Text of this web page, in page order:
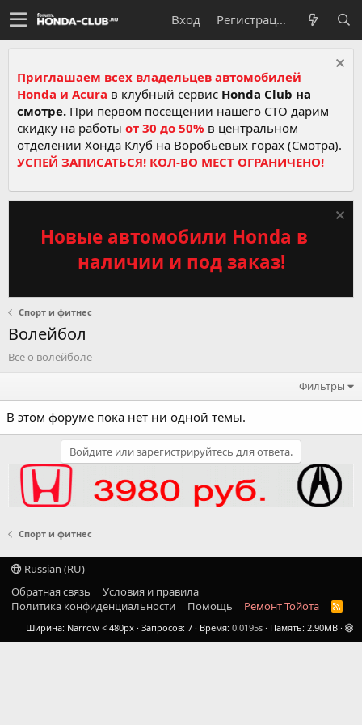
Вход Регистрация
Приглашаем всех владельцев автомобилей
Honda и Acura в клубный сервис Honda Club на
смотре. При первом посещении нашего СТО дарим
скидку на работы от 30 до 50% в центральном
отделении Хонда Клуб на Воробьевых горах (Смотра).
УСПЕЙ ЗАПИСАТЬСЯ! КОЛ-ВО МЕСТ ОГРАНИЧЕНО!
Новые автомобили Honda в
наличии и под заказ!
Спорт и фитнес
Волейбол
Все о волейболе
Фильтры
В этом форуме пока нет ни одной темы.
Войдите или зарегистрируйтесь для ответа.
Спорт и фитнес
Russian (RU)
Обратная связь
Условия и правила
Политика конфиденциальности
Помощь Ремонт Тойота
R
S
S
Ширина Запросов 7 Время 0.0195s Память 2.90MB